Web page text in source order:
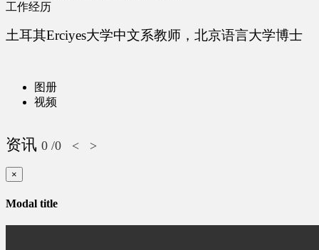
工作经历
土耳其Erciyes大学中文系教师，北京语言大学博士
图册
视频
资讯 0 /0 < >
×
Modal title